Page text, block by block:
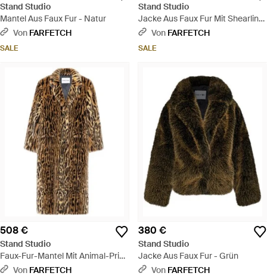
Stand Studio
Mantel Aus Faux Fur - Natur
Von FARFETCH
SALE
Stand Studio
Jacke Aus Faux Fur Mit Shearling-
Besatz - Schwarz
Von FARFETCH
SALE
508 €
Stand Studio
Faux-Fur-Mantel Mit Animal-Print
- Mehrfarbig
Von FARFETCH
380 €
Stand Studio
Jacke Aus Faux Fur - Grün
Von FARFETCH